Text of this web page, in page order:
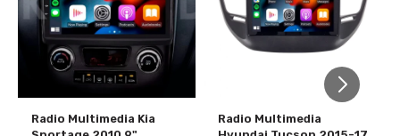
Radio Multimedia Kia
Radio Multimedia